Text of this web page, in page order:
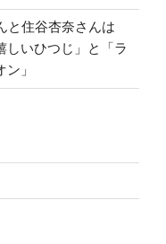
と住谷杏奈さんは
しいひつじ」と「ラ
」